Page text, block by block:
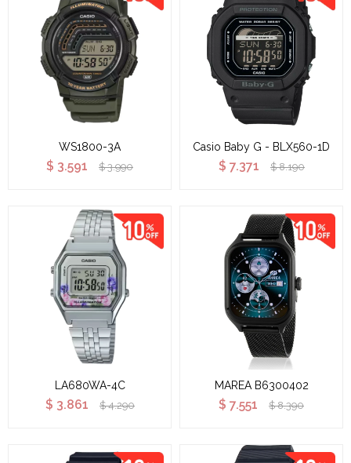
WS1800-3A
$ 3.591 $ 3.990
Casio Baby G - BLX560-1D
$ 7.371 $ 8.190
LA680WA-4C
$ 3.861 $ 4.290
MAREA B6300402
$ 7.551 $ 8.390